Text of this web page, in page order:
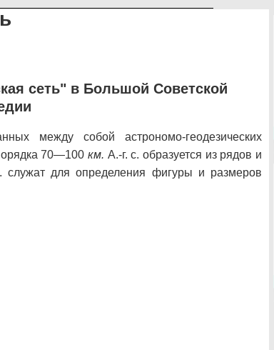
сеть" в Большой Советской
между собой астрономо-геодезических
70—100 км. А.-г. с. образуется из рядов и
служат для определения фигуры и размеров